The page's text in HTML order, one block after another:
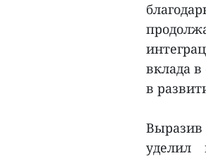
вклада
в
уделил